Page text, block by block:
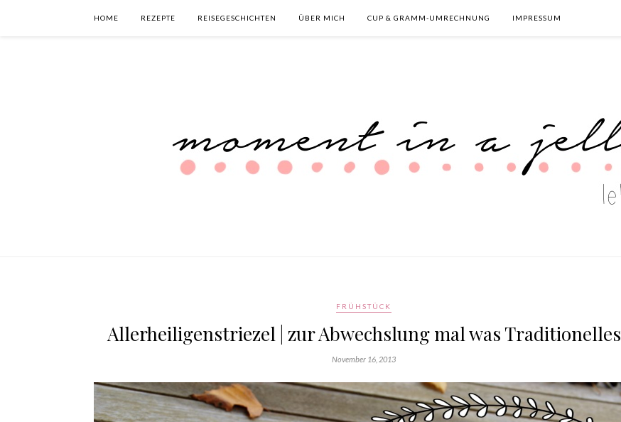
HOME REZEPTE REISEGESCHICHTEN ÜBER MICH CUP & GRAMM-UMRECHNUNG IMPRESSUM
FRÜHSTÜCK
Allerheiligenstriezel | zur Abwechslung mal was Traditionelles
November 16, 2013